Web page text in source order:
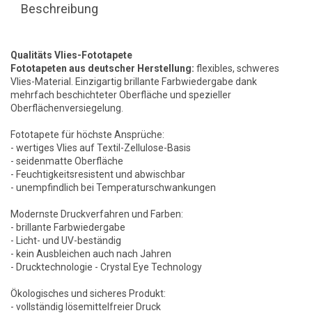
Beschreibung
Qualitäts Vlies-Fototapete
Fototapeten aus deutscher Herstellung: flexibles, schweres
Vlies-Material. Einzigartig brillante Farbwiedergabe dank
mehrfach beschichteter Oberfläche und spezieller
Oberflächenversiegelung.
Fototapete für höchste Ansprüche:
- wertiges Vlies auf Textil-Zellulose-Basis
- seidenmatte Oberfläche
- Feuchtigkeitsresistent und abwischbar
- unempfindlich bei Temperaturschwankungen
Modernste Druckverfahren und Farben:
- brillante Farbwiedergabe
- Licht- und UV-beständig
- kein Ausbleichen auch nach Jahren
- Drucktechnologie - Crystal Eye Technology
Ökologisches und sicheres Produkt:
- vollständig lösemittelfreier Druck